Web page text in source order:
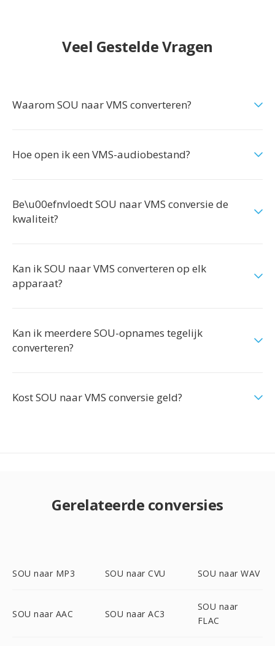
Veel Gestelde Vragen
Waarom SOU naar VMS converteren?
Hoe open ik een VMS-audiobestand?
Be\u00efnvloedt SOU naar VMS conversie de
kwaliteit?
Kan ik SOU naar VMS converteren op elk
apparaat?
Kan ik meerdere SOU-opnames tegelijk
converteren?
Kost SOU naar VMS conversie geld?
Gerelateerde conversies
SOU naar MP3 SOU naar CVU SOU naar WAV
SOU naar AAC SOU naar AC3
SOU naar
FLAC